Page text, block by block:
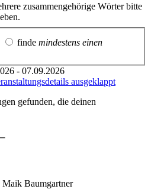
zusammengehörige Wörter bitte
finde mindestens einen
- 07.09.2026
ausgeklappt
gefunden, die deinen
Maik Baumgartner